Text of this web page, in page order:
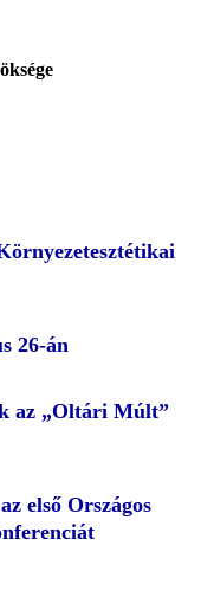
26-án
az „Oltári Múlt”
első Országos